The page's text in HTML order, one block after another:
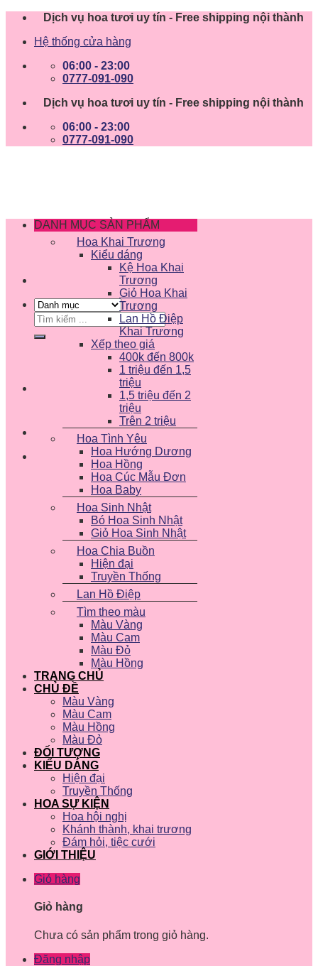
Skip
content
Dịch vụ hoa tươi uy tín - Free shipping nội thành
Hệ thống cửa hàng
06:00 - 23:00
0777-091-090
Dịch vụ hoa tươi uy tín - Free shipping nội thành
06:00 - 23:00
0777-091-090
Tìm
kiếm:
DANH MỤC SẢN PHẨM
Hoa Khai Trương
Kiểu dáng
Kệ Hoa Khai
Trương
Giỏ Hoa Khai
Trương
Lan Hồ Điệp
Khai Trương
Xếp theo giá
400k đến 800k
1 triệu đến 1,5
triệu
1,5 triệu đến 2
triệu
Trên 2 triệu
Hoa Tình Yêu
Hoa Hướng Dương
Hoa Hồng
Hoa Cúc Mẫu Đơn
Hoa Baby
Hoa Sinh Nhật
Bó Hoa Sinh Nhật
Giỏ Hoa Sinh Nhật
Hoa Chia Buồn
Hiện đại
Truyền Thống
Lan Hồ Điệp
Tìm theo màu
Màu Vàng
Màu Cam
Màu Đỏ
Màu Hồng
TRANG CHỦ
CHỦ ĐỀ
Màu Vàng
Màu Cam
Màu Hồng
Màu Đỏ
ĐỐI TƯỢNG
KIỂU DÁNG
Hiện đại
Truyền Thống
HOA SỰ KIỆN
Hoa hội nghị
Khánh thành, khai trương
Đám hỏi, tiệc cưới
GIỚI THIỆU
Giỏ hàng
Giỏ hàng
Chưa có sản phẩm trong giỏ hàng.
Đăng nhập